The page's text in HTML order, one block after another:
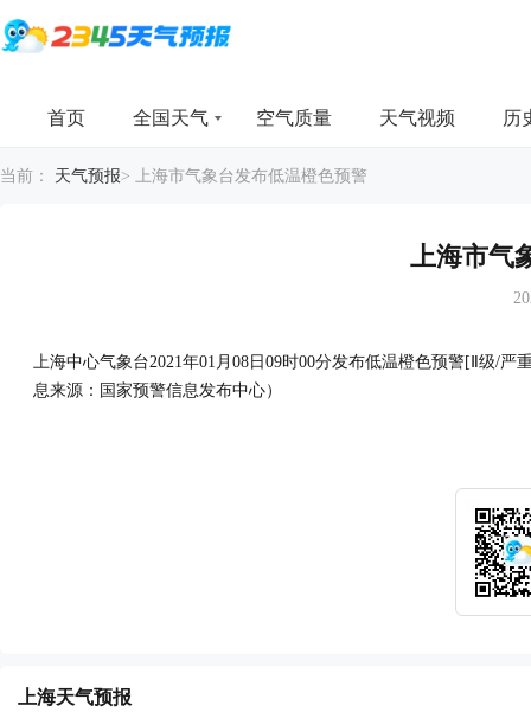
首页 全国天气 空气质量 天气视频 历
当前： 天气预报> 上海市气象台发布低温橙色预警
上海市气
上海中心气象台2021年01月08日09时00分发布低温橙色预警[Ⅱ级/
息来源：国家预警信息发布中心）
上海天气预报